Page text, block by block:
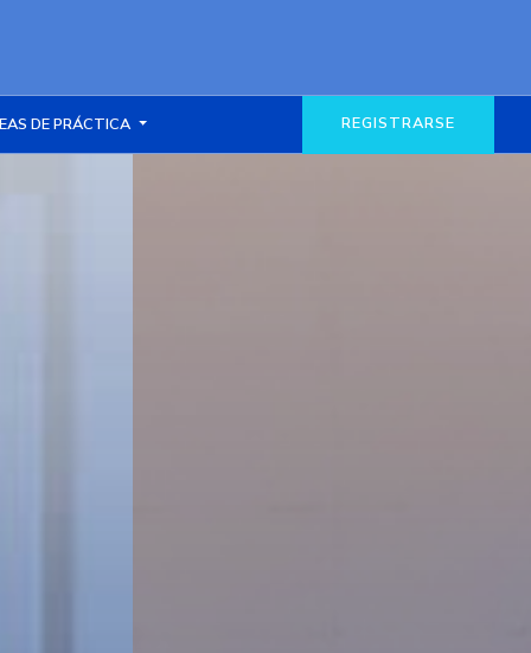
DE PRÁCTICA REGISTRARSE